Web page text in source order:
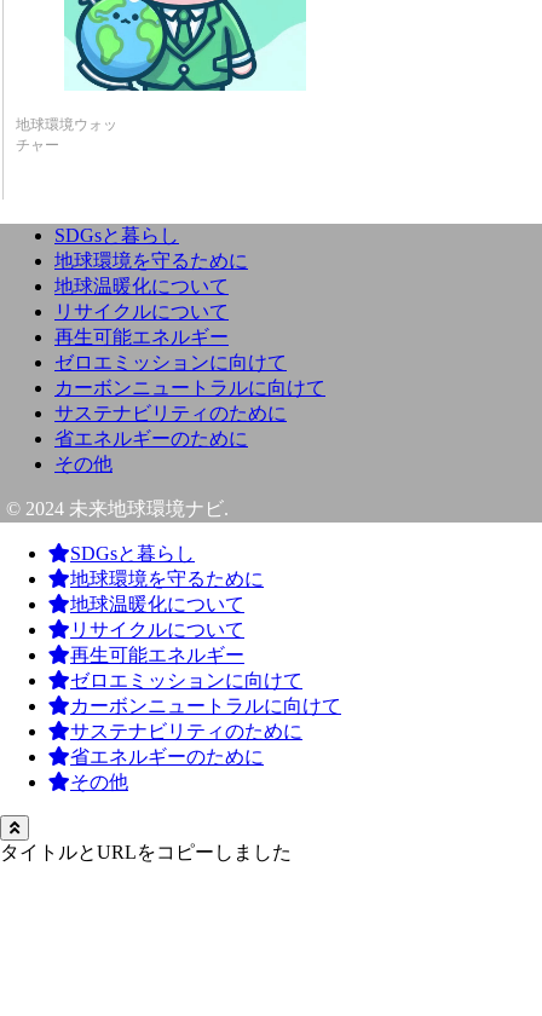
地球環境ウォッ
チャー
SDGsと暮らし
地球環境を守るために
地球温暖化について
リサイクルについて
再生可能エネルギー
ゼロエミッションに向けて
カーボンニュートラルに向けて
サステナビリティのために
省エネルギーのために
その他
© 2024 未来地球環境ナビ.
SDGsと暮らし
地球環境を守るために
地球温暖化について
リサイクルについて
再生可能エネルギー
ゼロエミッションに向けて
カーボンニュートラルに向けて
サステナビリティのために
省エネルギーのために
その他
タイトルとURLをコピーしました